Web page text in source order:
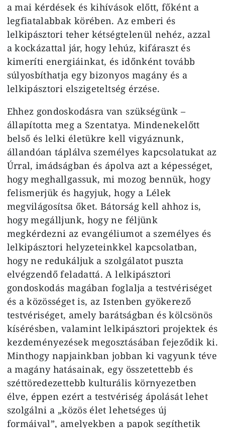
a mai kérdések és kihívások előtt, főként a
legfiatalabbak körében. Az emberi és
lelkipásztori teher kétségtelenül nehéz, azzal
a kockázattal jár, hogy lehúz, kifáraszt és
kimeríti energiáinkat, és időnként tovább
súlyosbíthatja egy bizonyos magány és a
lelkipásztori elszigeteltség érzése.
Ehhez gondoskodásra van szükségünk –
állapította meg a Szentatya. Mindenekelőtt
belső és lelki életükre kell vigyáznunk,
állandóan táplálva személyes kapcsolatukat az
Úrral, imádságban és ápolva azt a képességet,
hogy meghallgassuk, mi mozog bennük, hogy
felismerjük és hagyjuk, hogy a Lélek
megvilágosítsa őket. Bátorság kell ahhoz is,
hogy megálljunk, hogy ne féljünk
megkérdezni az evangéliumot a személyes és
lelkipásztori helyzeteinkkel kapcsolatban,
hogy ne redukáljuk a szolgálatot puszta
elvégzendő feladattá. A lelkipásztori
gondoskodás magában foglalja a testvériséget
és a közösséget is, az Istenben gyökerező
testvériséget, amely barátságban és kölcsönös
kísérésben, valamint lelkipásztori projektek és
kezdeményezések megosztásában fejeződik ki.
Minthogy napjainkban jobban ki vagyunk téve
a magány hatásainak, egy összetettebb és
széttöredezettebb kulturális környezetben
élve, éppen ezért a testvériség ápolását lehet
szolgálni a „közös élet lehetséges új
formáival”, amelyekben a papok segíthetik